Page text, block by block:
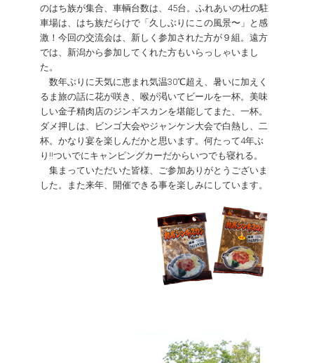
のはち族が集合、車輌台数は、45台。ふれあいの杜の駐
車場は、はち族だらけで「久しぶりにこの風景〜」と感
激！今回の交流会は、新しく参加された方が９組。遠方
では、新潟から参加してくれた方もいらっしゃいまし
た。
数年ぶりに天気に恵まれ気温30℃超え、暑いに加えく
るま旅の話に花が咲き、喉が渇いてビールを一杯。美味
しい金子精肉店のジンギスカンを堪能してまた、一杯。
ダメ押しは、ビンゴ大会やジャンケン大会で白熱し、二
杯。かなり宴を楽しんだかと思います。何たって4年ぶ
り!!ついでにキャンピングカーだからいつでも寝れる。
集まっていただいた皆様、ご参加ありがとうございま
した。また来年、開催できる事を楽しみにしています。